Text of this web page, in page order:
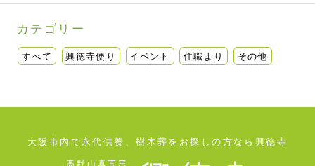
カテゴリー
すべて 興徳寺便り イベント 住職より その他
大阪市内で永代供養、樹木葬をお探しの方なら興德寺